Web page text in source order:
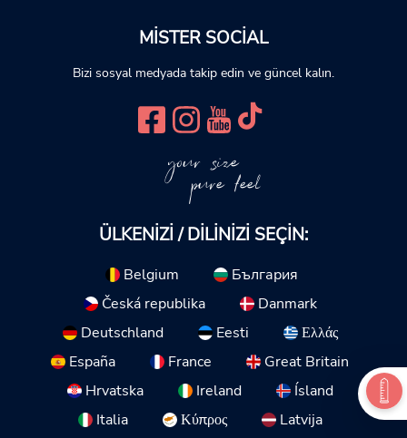
MISTER SOCIAL
Bizi sosyal medyada takip edin ve güncel kalın.
your size
pure feel
ÜLKENIZI / DILINIZI SEÇIN:
Belgium
България
Česká republika
Danmark
Deutschland
Eesti
Ελλάς
España
France
Great Britain
Hrvatska
Ireland
Ísland
Italia
Κύπρος
Latvija